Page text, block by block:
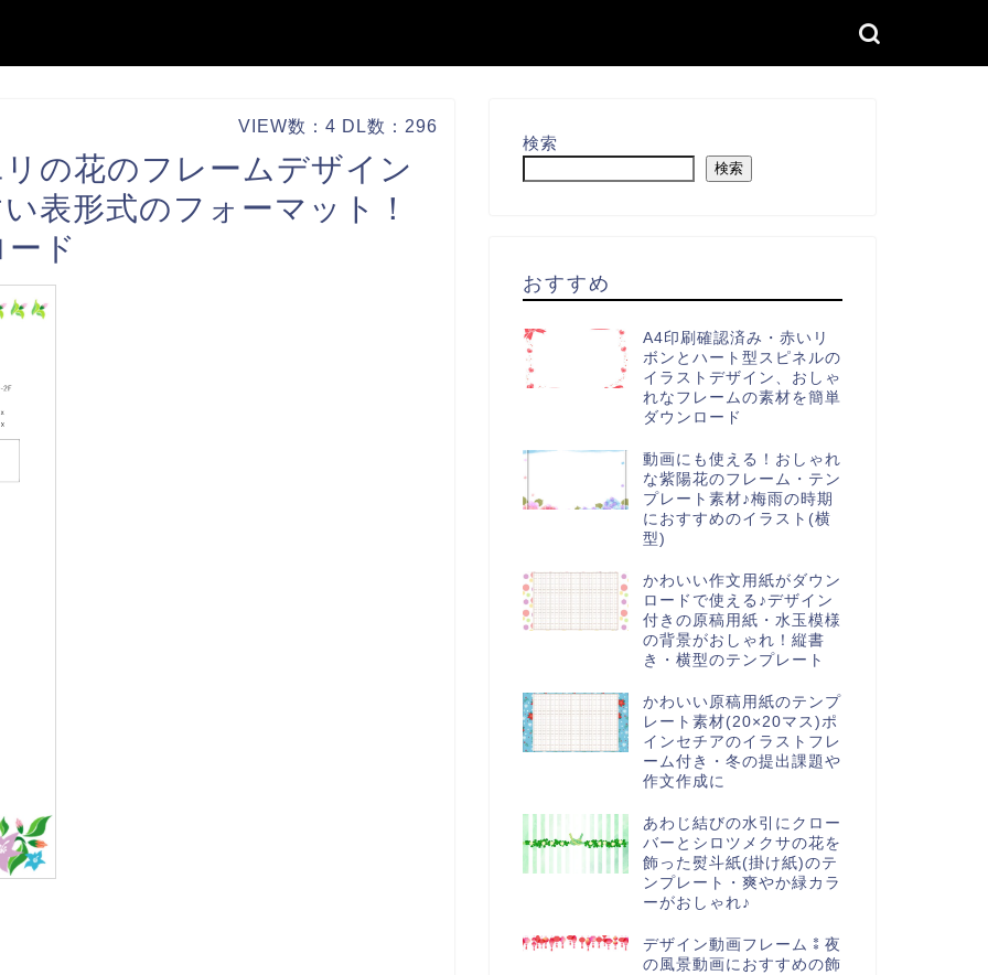
VIEW数：4 DL数：296
の花のフレームデザイン
表形式のフォーマット！
ド
検索
検索
おすすめ
A4印刷確認済み・赤いリ
ボンとハート型スピネルの
イラストデザイン、おしゃ
れなフレームの素材を簡単
ダウンロード
動画にも使える！おしゃれ
な紫陽花のフレーム・テン
プレート素材♪梅雨の時期
におすすめのイラスト(横
型)
かわいい作文用紙がダウン
ロードで使える♪デザイン
付きの原稿用紙・水玉模様
の背景がおしゃれ！縦書
き・横型のテンプレート
かわいい原稿用紙のテンプ
レート素材(20×20マス)ポ
インセチアのイラストフレ
ーム付き・冬の提出課題や
作文作成に
あわじ結びの水引にクロー
バーとシロツメクサの花を
飾った熨斗紙(掛け紙)のテ
ンプレート・爽やか緑カラ
ーがおしゃれ♪
デザイン動画フレーム⁑夜
の風景動画におすすめの飾